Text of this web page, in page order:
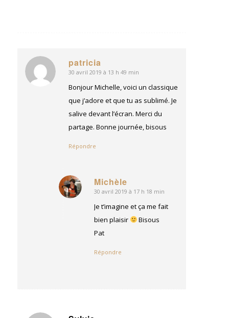
patricia
dit
:
30 avril 2019 à 13 h 49 min
Bonjour Michelle, voici un classique
que j’adore et que tu as sublimé. Je
salive devant l’écran. Merci du
partage. Bonne journée, bisous
Répondre
Michèle
dit
30 avril 2019 à 17 h 18 min
Je t’imagine et ça me fait
bien plaisir
Bisous
Pat
Répondre